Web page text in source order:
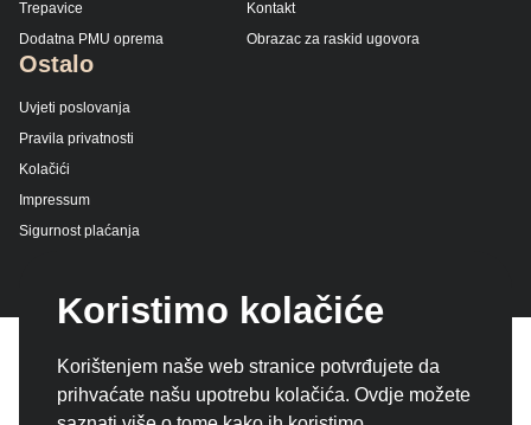
Trepavice
Dodatna PMU oprema
Kontakt
Obrazac za raskid ugovora
Ostalo
Uvjeti poslovanja
Pravila privatnosti
Kolačići
Impressum
Sigurnost plaćanja
Koristimo kolačiće
Korištenjem naše web stranice potvrđujete da
prihvaćate našu upotrebu kolačića. Ovdje možete